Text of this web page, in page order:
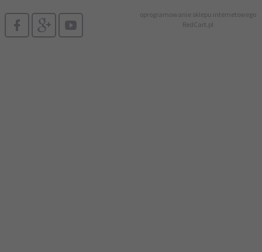
oprogramowanie sklepu internetowego
RedCart.pl